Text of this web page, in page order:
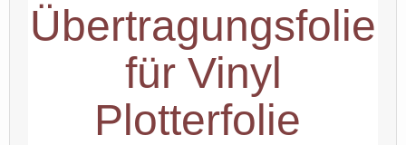
Übertragungsfolie
für Vinyl
Plotterfolie